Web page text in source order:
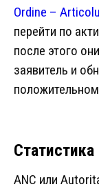
Ordine –
перейти по
после этого
заявитель и
ANC или